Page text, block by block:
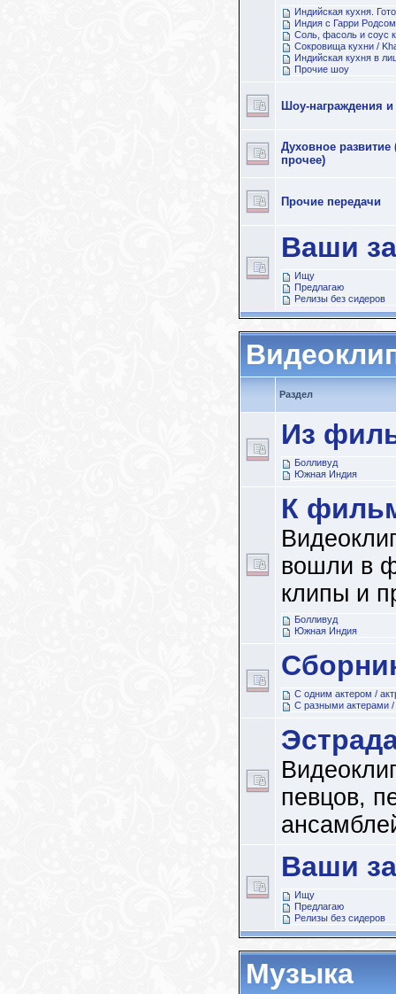
Индийская кухня.
Индия с Гарри Родсом
Соль, фасоль и соус
Сокровища кухни /
Индийская кухня в
Прочие шоу
Шоу-награждения
Духовное развитие
прочее)
Прочие передачи
Ваши
Ищу
Предлагаю
Релизы без сидеров
Раздел
Из
Болливуд
Южная Индия
К
вошли в
клипы и
Болливуд
Южная Индия
С одним актером /
С разными актерами /
певцов,
Ваши
Ищу
Предлагаю
Релизы без сидеров
Музыка